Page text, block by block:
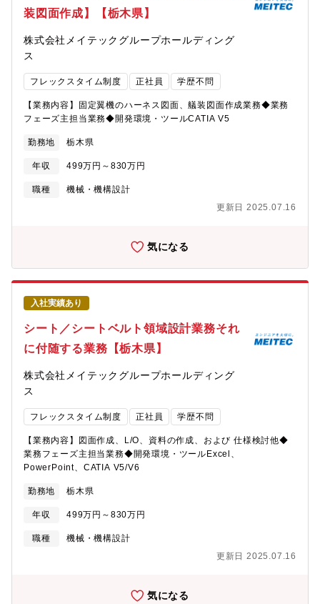
装図面作成】【栃木県】
株式会社メイテックグループホールディング
ス
フレックスタイム制度 正社員 学歴不問
【業務内容】固定翼機のハーネス図面、艤装図面作成業務◆業務
フェーズ主担当業務◆開発環境・ツールCATIA V5
勤務地 栃木県
年収 499万円～830万円
職種
機械・機構設計
更新日 2025.07.16
気になる
入社実績あり
シート／シートベルト領域設計業務それ
に付随する業務【栃木県】
株式会社メイテックグループホールディング
ス
フレックスタイム制度 正社員 学歴不問
【業務内容】図面作成、L/O、資料の作成、および 仕様検討他◆
業務フェーズ主担当業務◆開発環境・ツールExcel、
PowerPoint、CATIA V5/V6
勤務地 栃木県
年収 499万円～830万円
職種
機械・機構設計
更新日 2025.07.16
気になる